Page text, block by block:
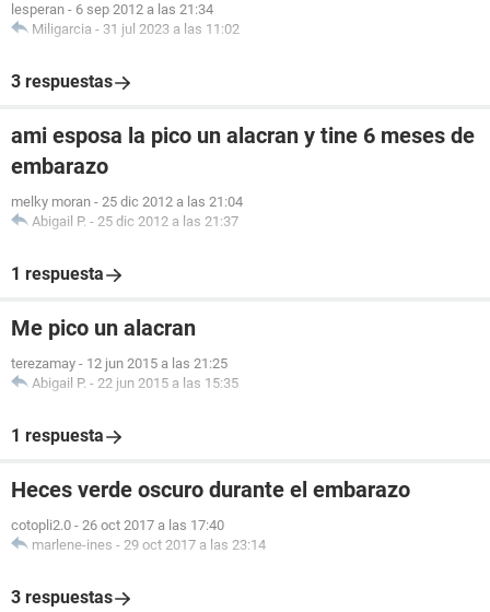
lesperan - 6 sep 2012 a las 21:34
Miligarcia - 31 jul 2023 a las 11:02
3 respuestas
ami esposa la pico un alacran y tine 6 meses de
embarazo
melky moran - 25 dic 2012 a las 21:04
Abigail P. - 25 dic 2012 a las 21:37
1 respuesta
Me pico un alacran
terezamay - 12 jun 2015 a las 21:25
Abigail P. - 22 jun 2015 a las 15:35
1 respuesta
Heces verde oscuro durante el embarazo
cotopli2.0 - 26 oct 2017 a las 17:40
marlene-ines - 29 oct 2017 a las 23:14
3 respuestas